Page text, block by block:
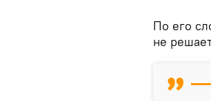
По его
не